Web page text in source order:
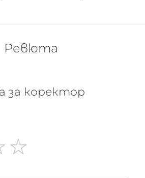
Ревюта
за коректор